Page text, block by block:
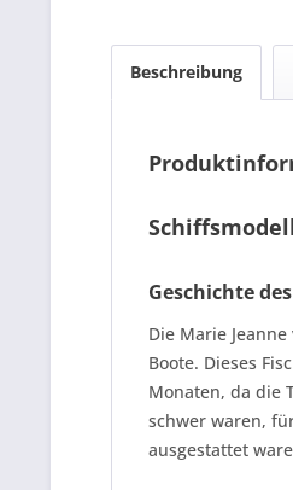
Beschreibung
Geschichte
Die Marie
Boote. Dieses
Monaten, da die
schwer waren,
ausgestattet